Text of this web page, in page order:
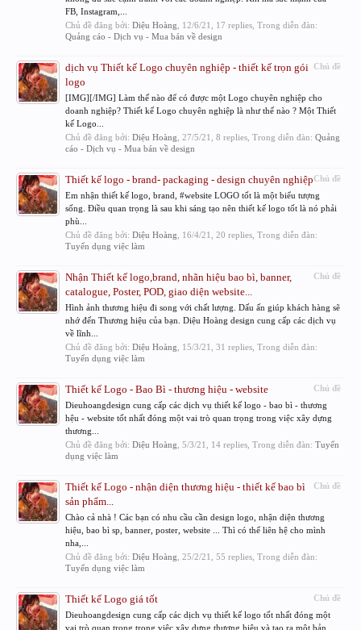
FB, Instagram,...
Chủ đề đăng bởi: Diệu Hoàng 12/6/21
, 17 replies, Trong diễn đàn:
Quảng cáo - Dịch vụ - Mua bán về design
Chủ đề
dịch vụ Thiết kế Logo chuyên nghiệp - thiết kế trọn gói
logo
[IMG][/IMG] Làm thế nào để có được một Logo chuyên nghiệp cho
doanh nghiệp? Thiết kế Logo chuyên nghiệp là như thế nào ? Một Thiết
kế Logo...
Chủ đề đăng bởi: Diệu Hoàng 27/5/21 , 8 replies, Trong diễn đàn: Quảng
cáo - Dịch vụ - Mua bán về design
Chủ đề
Thiết kế logo - brand- packaging - design chuyên nghiệp
Em nhận thiết kế logo, brand, #website LOGO tốt là một biểu tượng
sống. Điều quan trọng là sau khi sáng tạo nên thiết kế logo tốt là nó phải
phù...
Chủ đề đăng bởi: Diệu Hoàng 16/4/21
, 20 replies, Trong diễn đàn:
Tuyển dụng việc làm
Chủ đề
Nhận Thiết kế logo,brand, nhãn hiệu bao bì, banner,
catalogue, Poster, POD, giao diện website...
Hình ảnh thương hiệu đi song với chất lượng. Dấu ấn giúp khách hàng sẽ
nhớ đến Thương hiệu của bạn. Diệu Hoàng design cung cấp các dịch vụ
về lĩnh...
Chủ đề đăng bởi: Diệu Hoàng 15/3/21
, 31 replies, Trong diễn đàn:
Tuyển dụng việc làm
Chủ đề
Thiết kế Logo - Bao Bì - thương hiệu - website
Dieuhoangdesign cung cấp các dịch vụ thiết kế logo - bao bì - thương
hệu - website tốt nhất đóng một vai trò quan trọng trong việc xây dựng
thương...
Chủ đề đăng bởi: Diệu Hoàng 5/3/21 , 14 replies, Trong diễn đàn: Tuyển
dụng việc làm
Chủ đề
Thiết kế Logo - nhận diện thương hiệu - thiết kế bao bì
sản phẩm...
Chào cả nhà ! Các bạn có nhu cầu cần design logo, nhận diện thương
hiệu, bao bì sp, banner, poster, website ... Thì có thể liên hệ cho mình
nha,...
Chủ đề đăng bởi: Diệu Hoàng 25/2/21
, 55 replies, Trong diễn đàn:
Tuyển dụng việc làm
Chủ đề
Thiết kế Logo giá tốt
Dieuhoangdesign cung cấp các dịch vụ thiết kế logo tốt nhất đóng một
vai trò quan trọng trong việc xây dựng thương hiệu và tạo ra một bản